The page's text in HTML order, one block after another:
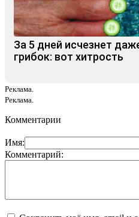
За 5 дней исчезнет
грибок: вот хитрость
Реклама.
Реклама.
Комментарии
Имя:
Комментарий: